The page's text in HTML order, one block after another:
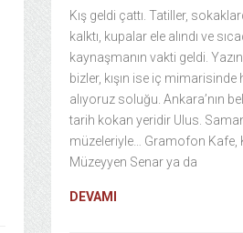
Kış geldi çattı. Tatiller,
kalktı, kupalar ele alındı ve
kaynaşmanın vakti geldi.
bizler, kışın ise iç
alıyoruz soluğu. Ankara’nın
tarih kokan yeridir Ulus.
müzeleriyle… Gramofon Kafe,
Müzeyyen Senar ya da
DEVAMI